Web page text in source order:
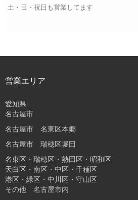
土・日・祝日も営業してます
営業エリア
愛知県
名古屋市
名古屋市 名東区本郷
名古屋市 瑞穂区堀田
名東区・瑞穂区・熱田区・昭和区
天白区・南区・中区・千種区
港区・緑区・中川区・守山区
その他 名古屋市内